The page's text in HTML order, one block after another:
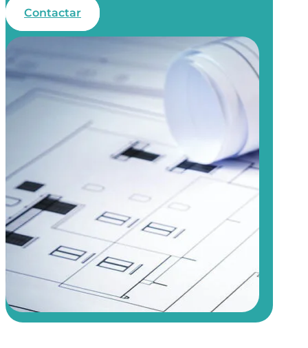
Contactar